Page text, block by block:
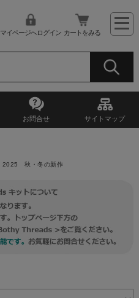
マイページへログイン カートをみる
お問合せ サイトマップ
2025 秋・冬の新作